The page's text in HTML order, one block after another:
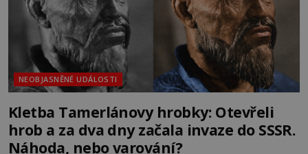
NEOBJASNĚNÉ UDÁLOSTI
Kletba Tamerlánovy hrobky: Otevřeli
hrob a za dva dny začala invaze do SSSR.
Náhoda, nebo varování?